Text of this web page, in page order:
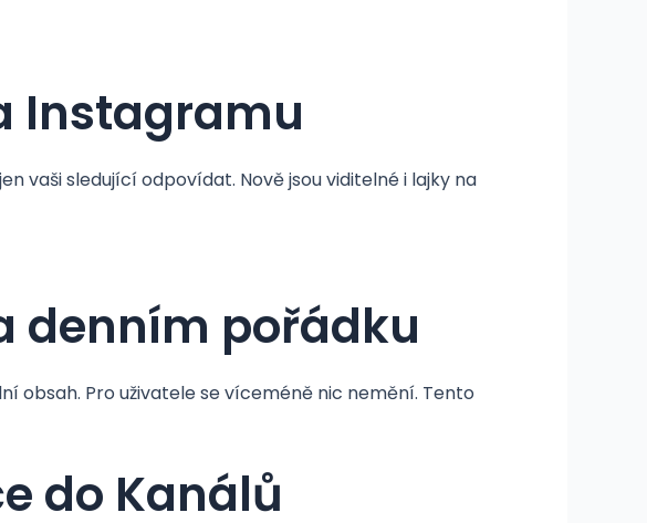
Instagramu
vaši sledující odpovídat. Nově jsou viditelné i lajky na
denním pořádku
obsah. Pro uživatele se víceméně nic nemění. Tento
do Kanálů